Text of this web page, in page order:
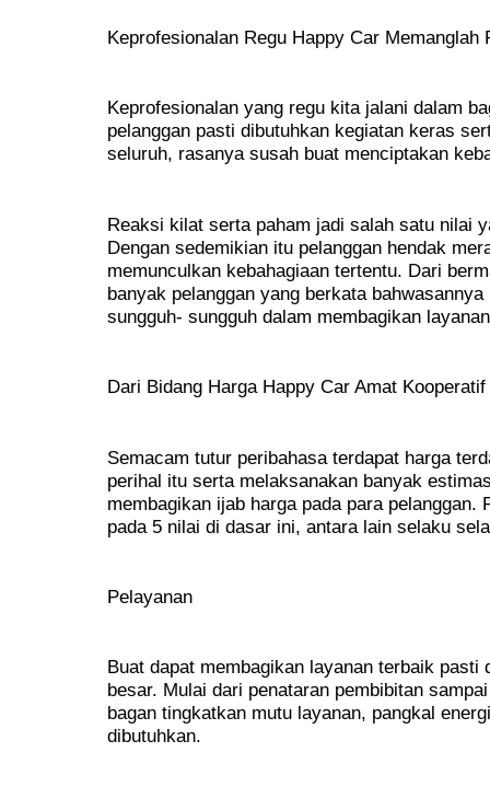
Keprofesionalan Regu Happy Car Memanglah
Keprofesionalan yang regu kita jalani dalam
pelanggan pasti dibutuhkan kegiatan keras
seluruh, rasanya susah buat menciptakan
Reaksi kilat serta paham jadi salah satu nilai
Dengan sedemikian itu pelanggan hendak
memunculkan kebahagiaan tertentu. Dari
banyak pelanggan yang berkata
sungguh- sungguh dalam membagikan
Dari Bidang Harga Happy Car Amat
Semacam tutur peribahasa terdapat harga
perihal itu serta melaksanakan banyak
membagikan ijab harga pada para pelanggan.
pada 5 nilai di dasar ini, antara lain selaku
Pelayanan
Buat dapat membagikan layanan terbaik
besar. Mulai dari penataran pembibitan
bagan tingkatkan mutu layanan, pangkal
dibutuhkan.